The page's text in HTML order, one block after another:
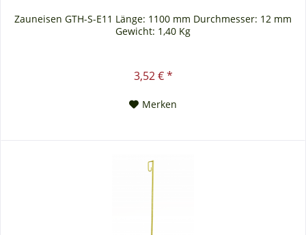
Zauneisen GTH-S-E11 Länge: 1100 mm Durchmesser: 12 mm
Gewicht: 1,40 Kg
3,52 € *
Merken